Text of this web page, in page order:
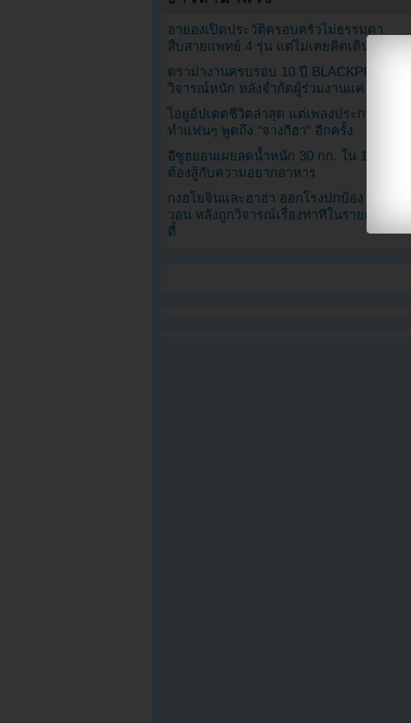
ฮายองเปิดประวัติครอบครัวไม่ธรรมดา
สืบสายแพทย์ 4 รุ่น แต่ไม่เคยคิดเดินตามรอย
ดราม่างานครบรอบ 10 ปี BLACKPINK แฟน
วิจารณ์หนัก หลังจำกัดผู้ร่วมงานแค่ 40 คน
ไอยูอัปเดตชีวิตล่าสุด แต่เพลงประกอบโพสต์
ทำแฟนๆ พูดถึง “จางกีฮา” อีกครั้ง
อีซูฮยอนเผยลดน้ำหนัก 30 กก. ใน 1 ปี แต่ยัง
ต้องสู้กับความอยากอาหาร
กงฮโยจินและฮาฮ่า ออกโรงปกป้อง จองจุน
วอน หลังถูกวิจารณ์เรื่องท่าทีในรายการวาไร
ตี้